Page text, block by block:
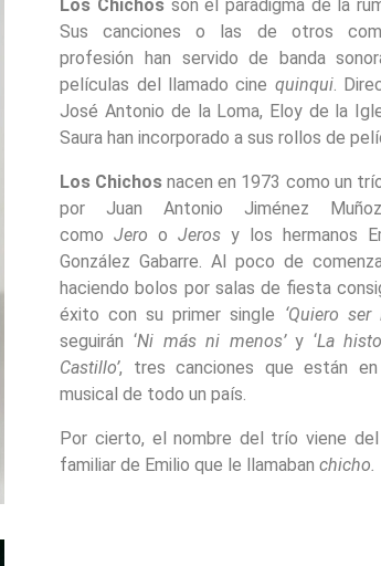
Los Chichos son el paradigma de la
Sus canciones o las de otros
profesión han servido de banda
películas del llamado cine quinqui.
José Antonio de la Loma, Eloy de la
Saura han incorporado a sus rollos de
Los Chichos nacen en 1973 como un
por Juan Antonio Jiménez
comoJero oJeros y los hermanos
González Gabarre. Al poco de
haciendo bolos por salas de fiesta
éxito con su primer single ‘Quiero ser
seguirán ‘Ni más ni menos’y ‘La
Castillo’, tres canciones que están
musical de todo un país.
Por cierto, el nombre del trío viene
familiar de Emilio que le llamabanchicho.